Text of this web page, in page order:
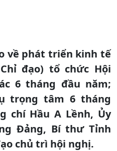
về phát triển kinh tế
đạo) tổ chức Hội
6 tháng đầu năm;
trọng tâm 6 tháng
chí Hầu A Lềnh, Ủy
Đảng, Bí thư Tỉnh
chủ trì hội nghị.